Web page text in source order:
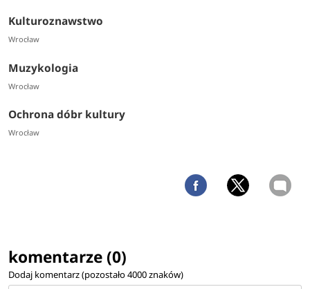
Kulturoznawstwo
Wrocław
Muzykologia
Wrocław
Ochrona dóbr kultury
Wrocław
komentarze (0)
Dodaj komentarz (pozostało4000znaków)